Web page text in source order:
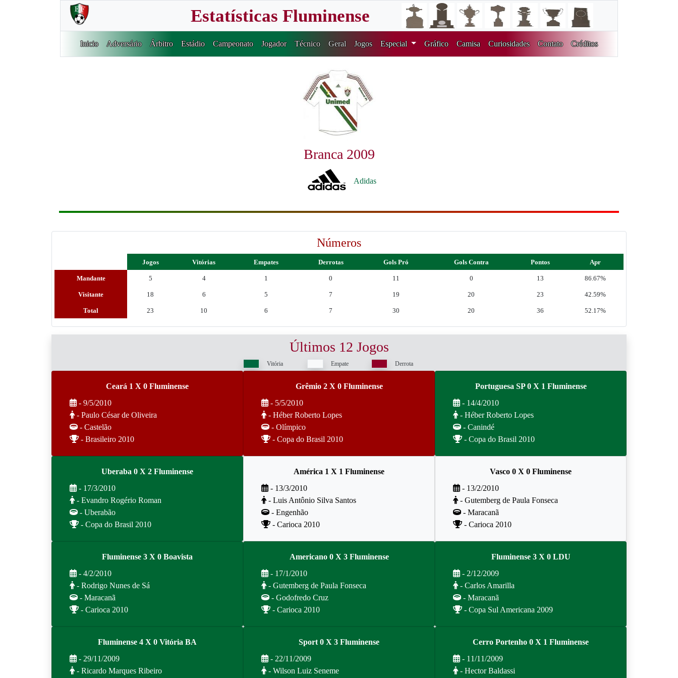
Estatísticas Fluminense
Inicio Adversário Árbitro Estádio Campeonato Jogador Técnico Geral Jogos Especial Gráfico Camisa Curiosidades Contato Créditos
Branca 2009
Adidas
Números
Jogos Vitórias Empates Derrotas Gols Pró Gols Contra Pontos Apr
Mandante 5 4 1 0 11 0 13 86.67%
Visitante 18 6 5 7 19 20 23 42.59%
Total 23 10 6 7 30 20 36 52.17%
Últimos 12 Jogos
Vitória Empate Derrota
Ceará 1 X 0 Fluminense
- 9/5/2010
- Paulo César de Oliveira
- Castelão
- Brasileiro 2010
Grêmio 2 X 0 Fluminense
- 5/5/2010
- Héber Roberto Lopes
- Olímpico
- Copa do Brasil 2010
Portuguesa SP 0 X 1 Fluminense
- 14/4/2010
- Héber Roberto Lopes
- Canindé
- Copa do Brasil 2010
Uberaba 0 X 2 Fluminense
- 17/3/2010
- Evandro Rogério Roman
- Uberabão
- Copa do Brasil 2010
América 1 X 1 Fluminense
- 13/3/2010
- Luis Antônio Silva Santos
- Engenhão
- Carioca 2010
Vasco 0 X 0 Fluminense
- 13/2/2010
- Gutemberg de Paula Fonseca
- Maracanã
- Carioca 2010
Fluminense 3 X 0 Boavista
- 4/2/2010
- Rodrigo Nunes de Sá
- Maracanã
- Carioca 2010
Americano 0 X 3 Fluminense
- 17/1/2010
- Gutemberg de Paula Fonseca
- Godofredo Cruz
- Carioca 2010
Fluminense 3 X 0 LDU
- 2/12/2009
- Carlos Amarilla
- Maracanã
- Copa Sul Americana 2009
Fluminense 4 X 0 Vitória BA
- 29/11/2009
- Ricardo Marques Ribeiro
Sport 0 X 3 Fluminense
- 22/11/2009
- Wilson Luiz Seneme
Cerro Portenho 0 X 1 Fluminense
- 11/11/2009
- Hector Baldassi